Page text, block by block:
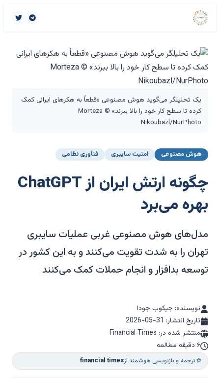
یک تحلیلگر می‌گوید هوش مصنوعی «قطعاً به هکرهای ایرانی کمک
کرده تا سطح کار خود را بالا ببرند» © Morteza
Nikoubazl/NurPhoto
هوش مصنوعی امنیت سایبری فناوری نظامی
چگونه ارتش ایران از ChatGPT
بهره می‌برد
مدل‌های هوش مصنوعی غربی عملیات سایبری
تهران را به شدت تقویت می‌کنند و به این کشور در
توسعه بدافزار و انجام حملات کمک می‌کنند
نویسنده: جیکوب جودا
تاریخ انتشار: 2026-05-31
منتشر شده در: Financial Times
۶ دقیقه مطالعه
ترجمه و بازنویسی هوشمند ازfinancial times